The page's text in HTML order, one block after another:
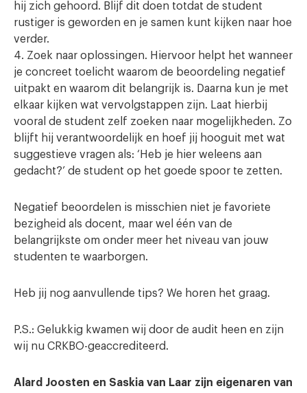
hij zich gehoord. Blijf dit doen totdat de student
rustiger is geworden en je samen kunt kijken naar hoe
verder.
4. Zoek naar oplossingen. Hiervoor helpt het wanneer
je concreet toelicht waarom de beoordeling negatief
uitpakt en waarom dit belangrijk is. Daarna kun je met
elkaar kijken wat vervolgstappen zijn. Laat hierbij
vooral de student zelf zoeken naar mogelijkheden. Zo
blijft hij verantwoordelijk en hoef jij hooguit met wat
suggestieve vragen als: ‘Heb je hier weleens aan
gedacht?’ de student op het goede spoor te zetten.
Negatief beoordelen is misschien niet je favoriete
bezigheid als docent, maar wel één van de
belangrijkste om onder meer het niveau van jouw
studenten te waarborgen.
Heb jij nog aanvullende tips? We horen het graag.
P.S.: Gelukkig kwamen wij door de audit heen en zijn
wij nu CRKBO-geaccrediteerd.
Alard Joosten en Saskia van Laar zijn eigenaren van